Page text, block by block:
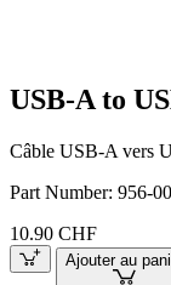
USB-A to
Câble USB-A vers
Part Number: 956-
10.90 CHF
Ajouter au